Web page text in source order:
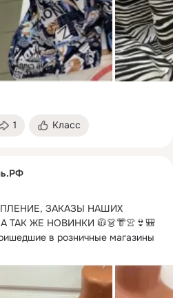
1 Класс
ЗАКАЗЫ НАШИХ
ЖЕ НОВИНКИ 🧥👗👘👚👙🎒
в розничные магазины